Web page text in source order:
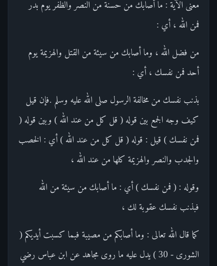
معنى الآية : ما أصابك من حسنة من النصر والظفر يوم بدر
فمن الله ، أي :
من فضل الله ، وما أصابك من سيئة من القتل والهزيمة يوم
أحد فمن نفسك ، أي :
بذنب نفسك من مخالفة الرسول صلى الله عليه وسلم .فإن قيل
كيف وجه الجمع بين قوله ( قل كل من عند الله ) وبين قوله (
فمن نفسك ) قيل : قوله ( قل كل من عند الله ) أي : الخصب
والجدب والنصر والهزيمة كلها من عند الله ،
وقوله : ( فمن نفسك ) أي : ما أصابك من سيئة من الله
فبذنب نفسك عقوبة لك ،
كما قال الله تعالى : وما أصابكم من مصيبة فبما كسبت أيديكم (
الشورى - 30 ) يدل عليه ما روى مجاهد عن ابن عباس رضي